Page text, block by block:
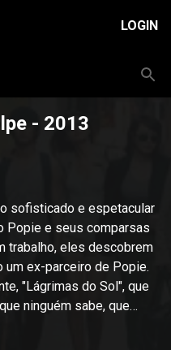
LOGIN
- 2013
sofisticado e espetacular
Popie e seus comparsas
trabalho, eles descobrem
um ex-parceiro de Popie.
"Lágrimas do Sol", que
ninguém sabe, que